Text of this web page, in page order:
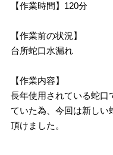
【作業時間】120分
【作業前の状況】
台所蛇口水漏れ
【作業内容】
長年使用されている蛇口
ていた為、今回は新しい
頂けました。